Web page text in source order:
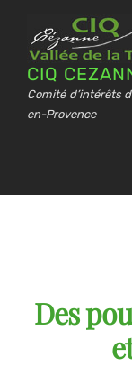
CIQ
Comité d’intérêts
en-Provence
Des